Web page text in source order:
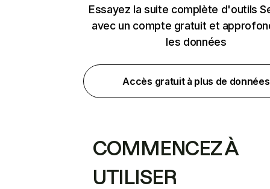
Essayez la suite complète d'outils
avec un compte gratuit et
les données
Accès gratuit à plus de données
COMMENCEZ À
UTILISER